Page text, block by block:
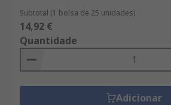
Subtotal (1 bolsa de 25 unidades)
14,92 €
Quantidade
Adicionar